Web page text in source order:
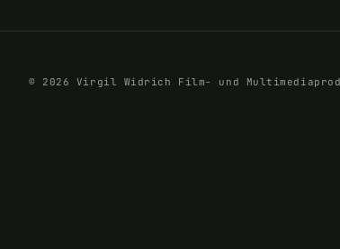
© 2026 Virgil Widrich Film- und